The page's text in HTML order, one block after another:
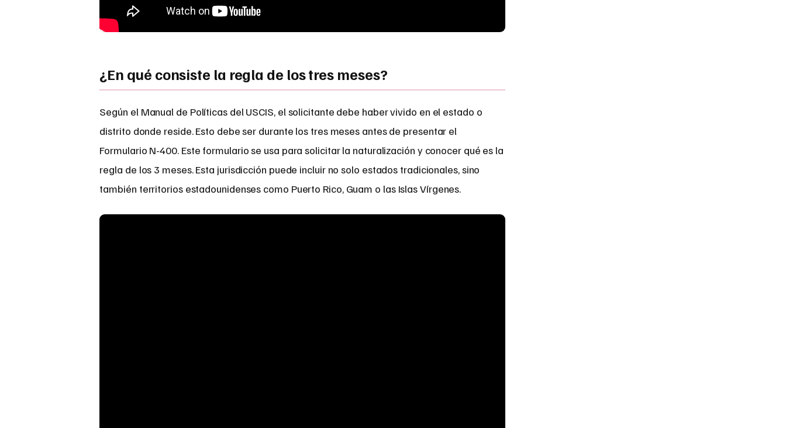
¿En qué consiste la regla de los tres meses?
Según el Manual de Políticas del USCIS, el solicitante debe haber vivido en el estado o
distrito donde reside. Esto debe ser durante los tres meses antes de presentar el
Formulario N-400. Este formulario se usa para solicitar la naturalización y conocer qué es la
regla de los 3 meses. Esta jurisdicción puede incluir no solo estados tradicionales, sino
también territorios estadounidenses como Puerto Rico, Guam o las Islas Vírgenes.